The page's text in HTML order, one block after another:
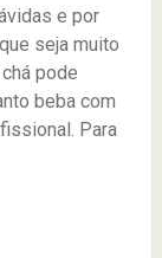
e por
seja muito
pode
beba com
Para